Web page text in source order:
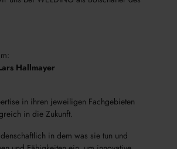
Hallmayer
in ihren jeweiligen Fachgebieten
in die Zukunft.
in dem was sie tun und